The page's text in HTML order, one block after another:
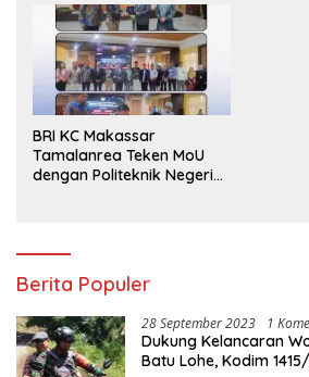
Aturan?
BRI KC Makassar
Tamalanrea Teken MoU
dengan Politeknik Negeri
Berita Populer
28 September 2023 1
Dukung Kelancaran
Batu Lohe, Kodim